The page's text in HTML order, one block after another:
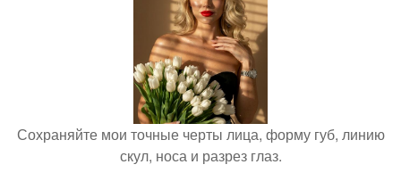
Сохраняйте мои точные черты лица, форму губ, линию
скул, носа и разрез глаз.